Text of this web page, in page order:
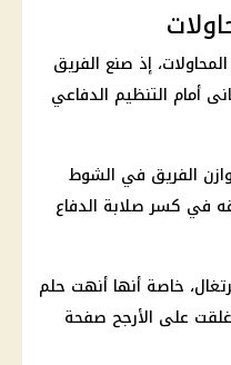
إذ صنع الفريق
أمام التنظيم الدفاعي
الفريق في الشوط
في كسر صلابة الدفاع
خاصة أنها أنهت حلم
على الأرجح صفحة